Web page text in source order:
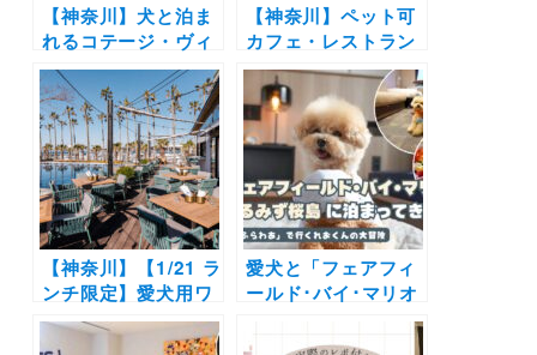
【神奈川】犬と泊ま
れるコテージ・ヴィ
ラ5選！実際のおで
かけ写真付きで紹介
| ドッグラン付きや
ワンちゃんOK遊園
地併設の施設も！
【神奈川】ペット可
カフェ・レストラン
30選 | 愛犬と一緒に
中華街の食べ放題や
アフタヌーンティー
を楽しもう♪
【神奈川】【1/21 ラ
ンチ限定】愛犬用ワ
ゴンビュッフェ開
催！マリブファーム
愛犬と「フェアフィ
ールド･バイ･マリオ
ず桜島」 に泊まって